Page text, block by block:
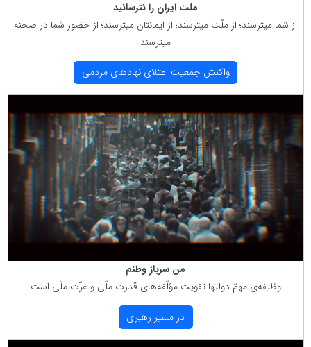
ملت ایران را نترسانید
از شما میترسند؛ از ملّت میترسند؛ از ایمانتان میترسند؛ از حضور شما در صحنه
میترسند
واكنش جمعیت اعتلای نهادهای مردمی
من سرباز وطنم
وظیفه‌ی مهمّ دولتها تقویت مؤلّفه‌های قدرت ملّی و عزّت ملّی است
در مسیر رهبری